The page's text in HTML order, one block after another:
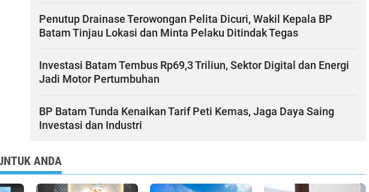
Penutup Drainase Terowongan Pelita Dicuri, Wakil Kepala BP
Batam Tinjau Lokasi dan Minta Pelaku Ditindak Tegas
Investasi Batam Tembus Rp69,3 Triliun, Sektor Digital dan Energi
Jadi Motor Pertumbuhan
BP Batam Tunda Kenaikan Tarif Peti Kemas, Jaga Daya Saing
Investasi dan Industri
ANDA